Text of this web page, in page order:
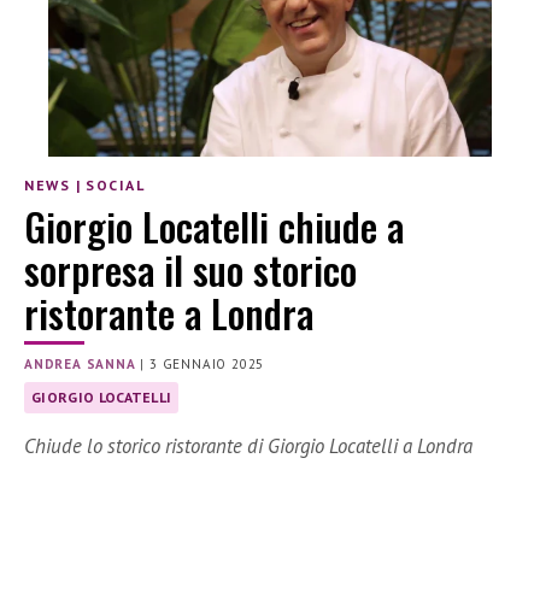
NEWS | SOCIAL
Giorgio Locatelli chiude a
sorpresa il suo storico
ristorante a Londra
ANDREA SANNA |3 GENNAIO 2025
GIORGIO LOCATELLI
Chiude lo storico ristorante di Giorgio Locatelli a Londra